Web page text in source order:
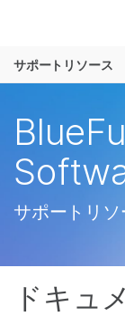
ソリューション
企業情報
サポート
サポートリソース
サポートリソ
ドキュ
お気に入り
高いコンテ
がん研究
微生物研究
農学研究
複雑な疾患